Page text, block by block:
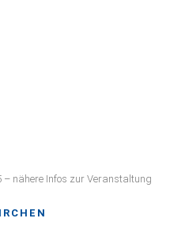
Outlook Live
nähere Infos zur Veranstaltung